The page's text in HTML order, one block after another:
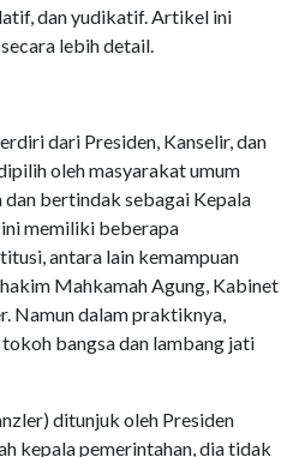
dan yudikatif. Artikel ini
lebih detail.
dari Presiden, Kanselir, dan
oleh masyarakat umum
dan bertindak sebagai Kepala
memiliki beberapa
antara lain kemampuan
Mahkamah Agung, Kabinet
Namun dalam praktiknya,
bangsa dan lambang jati
ditunjuk oleh Presiden
kepala pemerintahan, dia tidak